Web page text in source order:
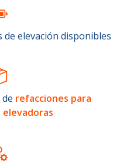
elevación disponibles
refacciones para